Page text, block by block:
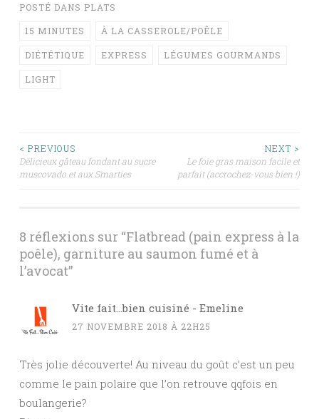
POSTÉ DANS PLATS
15 MINUTES À LA CASSEROLE/POÊLE
DIÉTÉTIQUE EXPRESS LÉGUMES GOURMANDS
LIGHT
Navigation
des
< PREVIOUS
Délicieux gâteau fondant au sucre
muscovado et aux Smarties
NEXT >
Le foie gras maison facile et
parfait (accrochez-vous bien !)
8 réflexions sur “Flatbread (pain express à la
poêle), garniture au saumon fumé et à
l’avocat”
Vite fait...bien cuisiné - Emeline
27 NOVEMBRE 2018 À 22H25
Très jolie découverte! Au niveau du goût c’est un peu
comme le pain polaire que l’on retrouve qqfois en
boulangerie?